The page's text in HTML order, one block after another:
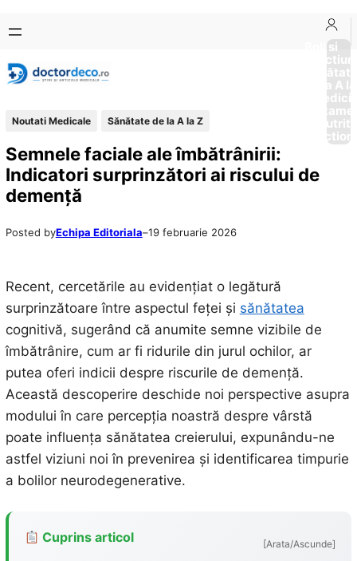
conținut
content
Boli si
Afectiuni
Sănătate
de la A
Noutati Medicale Sănătate de la A la Z
Semnele faciale ale îmbătrânirii:
Indicatori surprinzători ai riscului de
demență
Posted byEchipa Editoriala–19 februarie 2026
Recent, cercetările au evidențiat o legătură
surprinzătoare între aspectul feței și sănătatea
cognitivă, sugerând că anumite semne vizibile de
îmbătrânire, cum ar fi ridurile din jurul ochilor, ar
putea oferi indicii despre riscurile de demență.
Această descoperire deschide noi perspective asupra
modului în care percepția noastră despre vârstă
poate influența sănătatea creierului, expunându-ne
astfel viziuni noi în prevenirea și identificarea timpurie
a bolilor neurodegenerative.
Cuprins articol [Arata/Ascunde]